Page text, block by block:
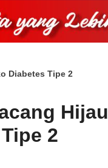
Diabetes Tipe 2
Hijau
2